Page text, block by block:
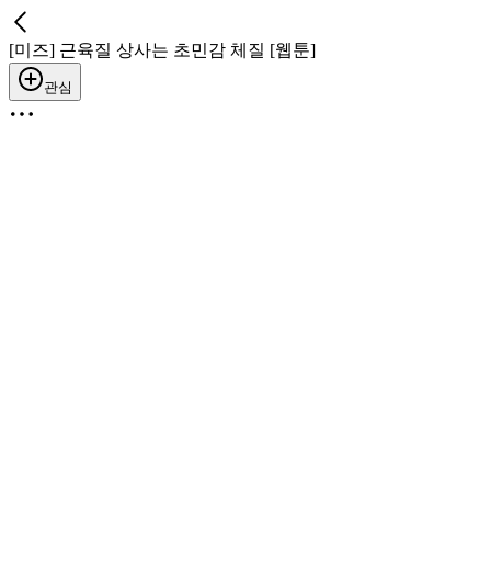
[미즈] 근육질 상사는 초민감 체질 [웹툰]
관심